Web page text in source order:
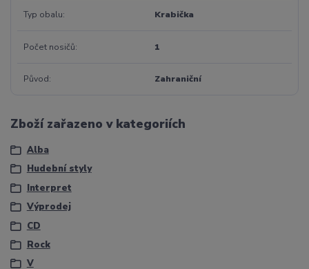
Typ obalu Krabička
Počet nosičů 1
Původ Zahraniční
Zboží zařazeno v kategoriích
Alba
Hudební styly
Interpret
Výprodej
CD
Rock
V